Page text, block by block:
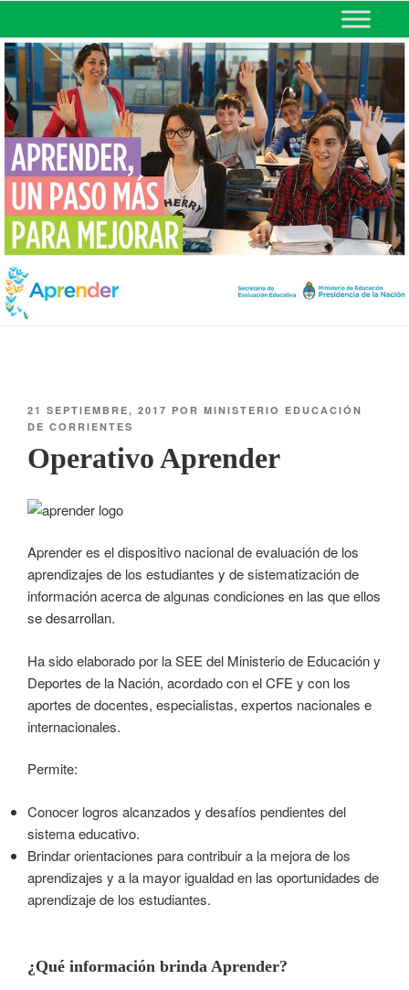
MINISTERIO DE EDUCACIÓN
DE CORRIENTES
21 SEPTIEMBRE, 2017 POR MINISTERIO EDUCACIÓN
DE CORRIENTES
Operativo Aprender
Aprender es el dispositivo nacional de evaluación de los
aprendizajes de los estudiantes y de sistematización de
información acerca de algunas condiciones en las que ellos
se desarrollan.
Ha sido elaborado por la SEE del Ministerio de Educación y
Deportes de la Nación, acordado con el CFE y con los
aportes de docentes, especialistas, expertos nacionales e
internacionales.
Permite:
Conocer logros alcanzados y desafíos pendientes del
sistema educativo.
Brindar orientaciones para contribuir a la mejora de los
aprendizajes y a la mayor igualdad en las oportunidades de
aprendizaje de los estudiantes.
¿Qué información brinda Aprender?